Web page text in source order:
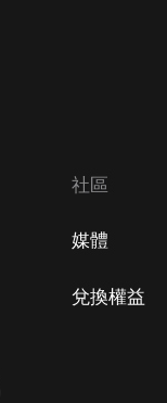
社區
媒體
兌換權益